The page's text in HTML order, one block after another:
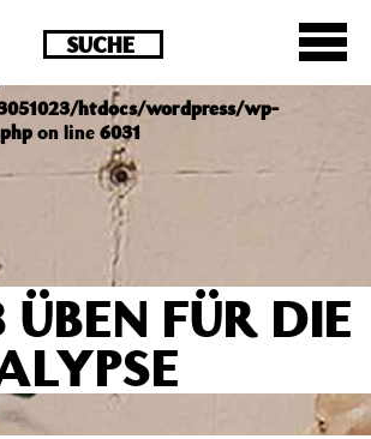
post_permalink ist seit
Verwende stattdessen
htdocs/wordpress/wp-
on line 6031
ÜBEN FÜR DIE